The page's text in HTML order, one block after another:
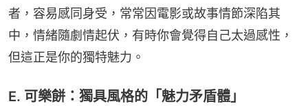
者，容易感同身受，常常因電影或故事情節深陷其
中，情緒隨劇情起伏，有時你會覺得自己太過感性，
但這正是你的獨特魅力。
E. 可樂餅：獨具風格的「魅力矛盾體」